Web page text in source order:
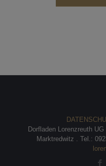
Dorfladen Lorenzreuth
Marktredwitz . Tel.: